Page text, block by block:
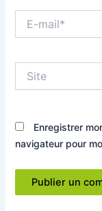
mail*
Enregistrer
navigateur pour